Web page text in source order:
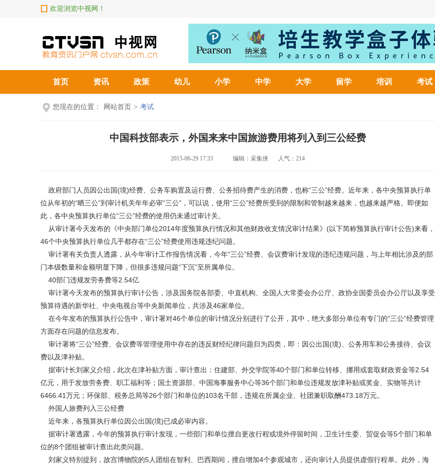
欢迎浏览中视网！
首页 资讯 政策 幼儿 小学 中学 大学 留学 培训 考试
您现在的位置： 网站首页 > 考试
中国科技部表示，外国来来中国旅游费用将列入到三公经费
2015-06-29 17:33 编辑：采集侠 人气： 214
政府部门人员因公出国(境)经费、公务车购置及运行费、公务招待费产生的消费，也称“三公”经费。近年来，各中央预算执行单
位从年初的“晒三公”到审计机关年年必审“三公”，可以说，使用“三公”经费所受到的限制和管制越来越来，也越来越严格。即便如
此，各中央预算执行单位“三公”经费的使用仍未通过审计关。
从审计署今天发布的《中央部门单位2014年度预算执行情况和其他财政收支情况审计结果》(以下简称预算执行审计公告)来看，
46个中央预算执行单位几乎都存在“三公”经费使用违规违纪问题。
审计署有关负责人透露，从今年审计工作报告情况看，今年“三公”经费、会议费审计发现的违纪违规问题，与上年相比涉及的部
门本级数量和金额明显下降，但很多违规问题“下沉”至所属单位。
40部门违规发劳务费等2.54亿
审计署今天发布的预算执行审计公告，涉及国务院各部委、中直机构、全国人大常委会办公厅、政协全国委员会办公厅以及享受
预算待遇的新华社、中央电视台等中央新闻单位，共涉及46家单位。
在今年发布的预算执行公告中，审计署对46个单位的审计情况分别进行了公开，其中，绝大多部分单位有专门的“三公”经费管理
方面存在问题的信息发布。
审计署将“三公”经费、会议费等管理使用中存在的违反财经纪律问题归为四类，即：因公出国(境)、公务用车和公务接待、会议
费以及津补贴。
据审计长刘家义介绍，此次在津补贴方面，审计查出：住建部、外交学院等40个部门和单位转移、挪用或套取财政资金等2.54
亿元，用于发放劳务费、职工福利等；国土资源部、中国海事服务中心等36个部门和单位违规发放津补贴或奖金、实物等共计
6466.41万元；环保部、税务总局等26个部门和单位的103名干部，违规在所属企业、社团兼职取酬473.18万元。
外国人旅费列入三公经费
近年来，各预算执行单位因公出国(境)已成必审内容。
据审计署透露，今年的预算执行审计发现，一些部门和单位擅自更改行程或境外停留时间，卫生计生委、贸促会等5个部门和单
位的8个团组被审计查出此类问题。
刘家义特别提到，故宫博物院的5人团组在智利、巴西期间，擅自增加4个参观城市，还向审计人员提供虚假行程单。此外，海